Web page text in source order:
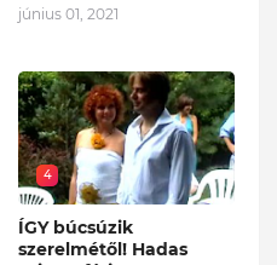
június 01, 2021
4
ÍGY búcsúzik
szerelmétől! Hadas